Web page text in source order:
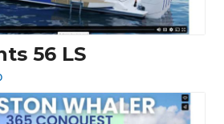
56 LS
Tiara
Yachts